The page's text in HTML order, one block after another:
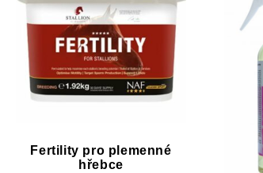
Fertility pro plemenné
hřebce